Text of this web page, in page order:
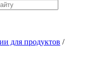
для продуктов /